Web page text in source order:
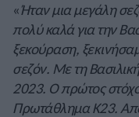
«Ήταν μια μεγάλη
πολύ καλά για την
ξεκούραση,
σεζόν. Με τη
2023. Ο πρώτος
Πρωτάθλημα Κ23. Από